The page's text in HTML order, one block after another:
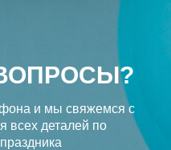
и мы свяжемся с
всех деталей по